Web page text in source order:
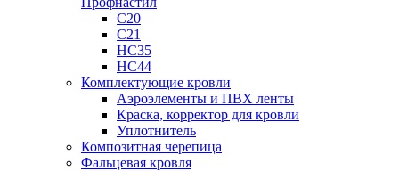
C20
C21
НС35
НС44
Комплектующие кровли
Аэроэлементы и ПВХ ленты
Краска, корректор для кровли
Уплотнитель
Композитная черепица
Фальцевая кровля